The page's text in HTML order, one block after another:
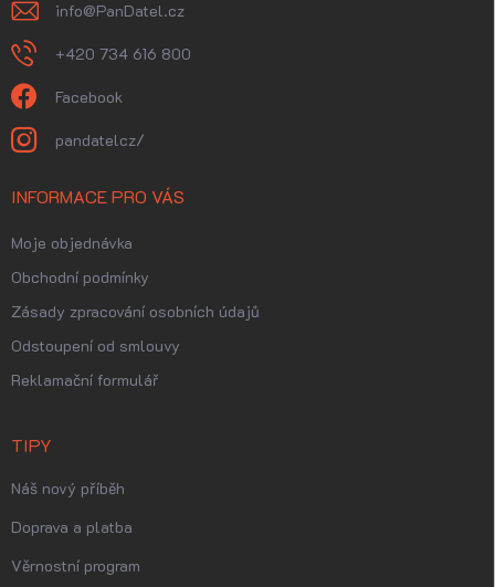
info@PanDatel.cz
+420 734 616 800
Facebook
pandatelcz/
INFORMACE PRO VÁS
Moje objednávka
Obchodní podmínky
Zásady zpracování osobních údajů
Odstoupení od smlouvy
Reklamační formulář
TIPY
Náš nový příběh
Doprava a platba
Věrnostní program